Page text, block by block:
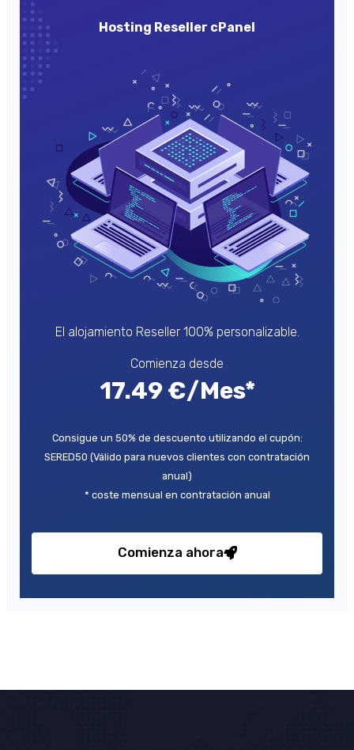
Hosting Reseller cPanel
El alojamiento Reseller 100% personalizable.
Comienza desde
17.49 €/Mes*
Consigue un 50% de descuento utilizando el cupón:
SERED50 (Válido para nuevos clientes con contratación
anual)
* coste mensual en contratación anual
Comienza ahora